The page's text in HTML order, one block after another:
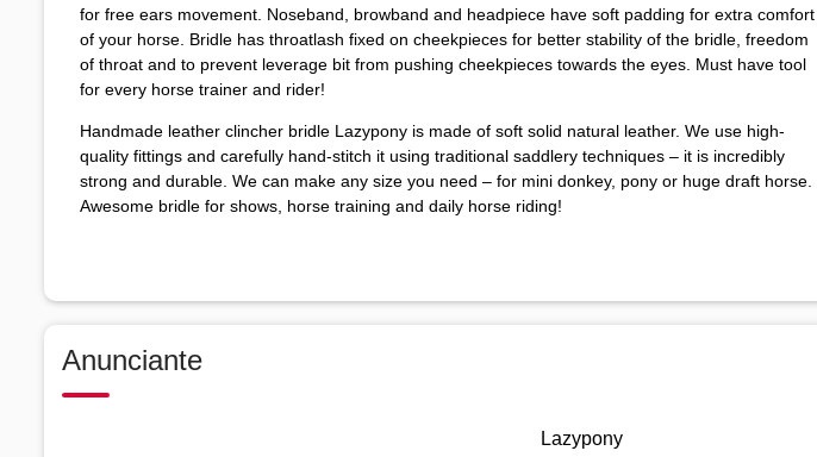
for free ears movement. Noseband, browband and headpiece have soft padding for extra comfort
of your horse. Bridle has throatlash fixed on cheekpieces for better stability of the bridle, freedom
of throat and to prevent leverage bit from pushing cheekpieces towards the eyes. Must have tool
for every horse trainer and rider!
Handmade leather clincher bridle Lazypony is made of soft solid natural leather. We use high-
quality fittings and carefully hand-stitch it using traditional saddlery techniques – it is incredibly
strong and durable. We can make any size you need – for mini donkey, pony or huge draft horse.
Awesome bridle for shows, horse training and daily horse riding!
Anunciante
Lazypony